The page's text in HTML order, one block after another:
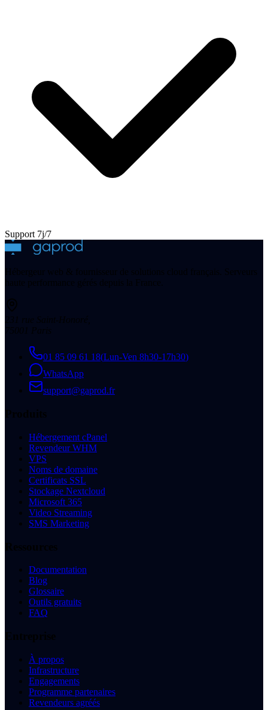
Support 7j/7
01 85 09 61 18(Lun-Ven 8h30-17h30)
WhatsApp
support@gaprod.fr
Hébergement cPanel
Revendeur WHM
VPS
Noms de domaine
Certificats SSL
Stockage Nextcloud
Microsoft 365
Video Streaming
SMS Marketing
Documentation
Blog
Glossaire
Outils gratuits
FAQ
À propos
Infrastructure
Engagements
Programme partenaires
Revendeurs agréés